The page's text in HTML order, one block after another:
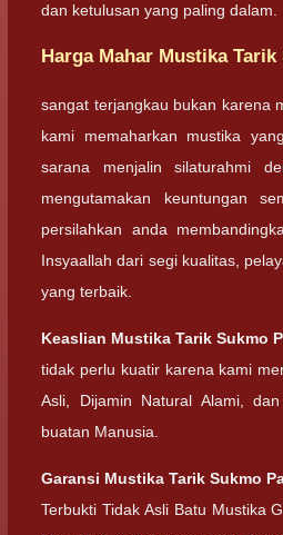
dan ketulusan yang paling dalam.
Harga Mahar Mustika
sangat terjangkau bukan karena
kami memaharkan mustika
sarana menjalin silaturahmi
mengutamakan keuntungan
persilahkan anda
Insyaallah dari segi kualitas,
yang terbaik.
Keaslian Mustika Tarik Sukmo
tidak perlu kuatir karena kami
Asli, Dijamin Natural Alami,
buatan Manusia.
Garansi Mustika Tarik Sukmo
Terbukti Tidak Asli Batu Mustika